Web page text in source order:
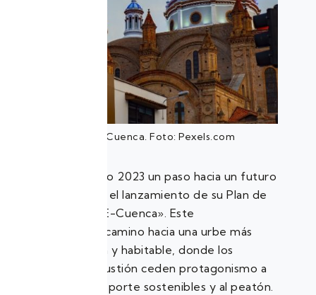
Catedral de Cuenca. Foto: Pexels.com
Cuenca dio este año 2023 un paso hacia un futuro
más sostenible con el lanzamiento de su Plan de
Electromovilidad «E-Cuenca». Este
proyecto marca el camino hacia una urbe más
saludable, moderna y habitable, donde los
vehículos de combustión ceden protagonismo a
los medios de transporte sostenibles y al peatón.